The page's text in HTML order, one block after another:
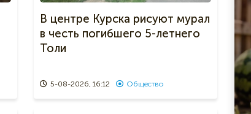
В центре Курска рисуют мурал
в честь погибшего 5-летнего
Толи
5-08-2026, 16:12 Общество